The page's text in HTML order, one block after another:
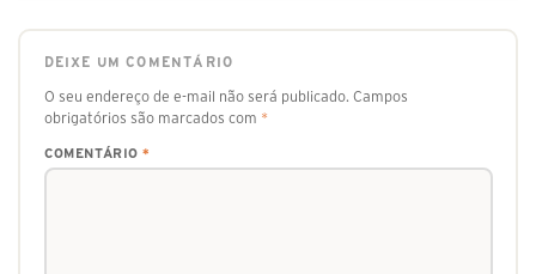
DEIXE UM COMENTÁRIO
O seu endereço de e-mail não será publicado. Campos
obrigatórios são marcados com *
COMENTÁRIO *